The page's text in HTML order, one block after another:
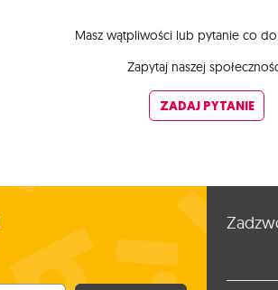
Masz wątpliwości lub pytanie co
Zapytaj naszej
ZADAJ PYTANIE